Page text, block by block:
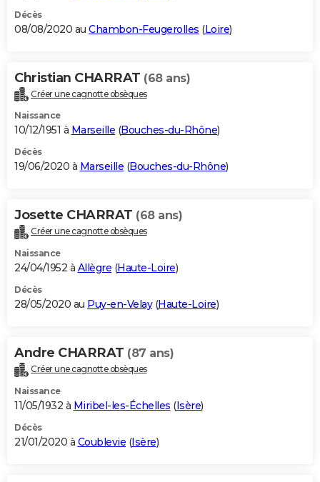
Décès
08/08/2020 au Chambon-Feugerolles (Loire)
Christian CHARRAT (68 ans)
Créer une cagnotte obsèques
Naissance
10/12/1951 à Marseille (Bouches-du-Rhône)
Décès
19/06/2020 à Marseille (Bouches-du-Rhône)
Josette CHARRAT (68 ans)
Créer une cagnotte obsèques
Naissance
24/04/1952 à Allègre (Haute-Loire)
Décès
28/05/2020 au Puy-en-Velay(Haute-Loire)
Andre CHARRAT (87 ans)
Créer une cagnotte obsèques
Naissance
11/05/1932 à Miribel-les-Échelles (Isère)
Décès
21/01/2020 à Coublevie (Isère)